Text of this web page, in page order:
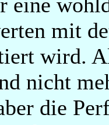
mit
wird.
nicht
die